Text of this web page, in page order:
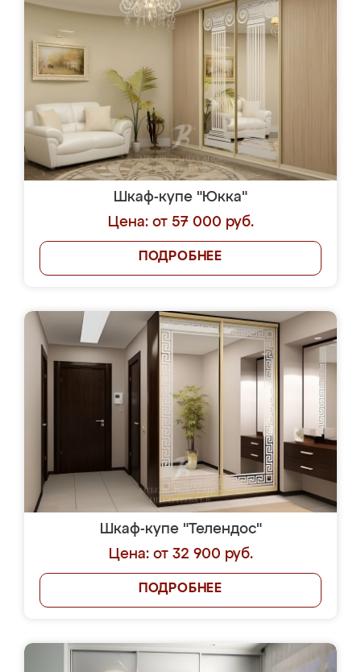
Шкаф-купе "Юкка"
Цена: от 57 000 руб.
ПОДРОБНЕЕ
Шкаф-купе "Телендос"
Цена: от 32 900 руб.
ПОДРОБНЕЕ